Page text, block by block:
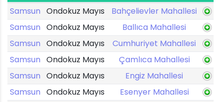
Samsun Ondokuz Mayıs
Bahçelievler Mahallesi
Samsun Ondokuz Mayıs
Ballıca Mahallesi
Samsun Ondokuz Mayıs
Cumhuriyet Mahallesi
Samsun Ondokuz Mayıs
Çamlıca Mahallesi
Samsun Ondokuz Mayıs
Engiz Mahallesi
Samsun Ondokuz Mayıs
Esenyer Mahallesi